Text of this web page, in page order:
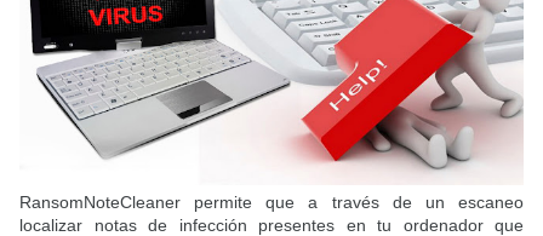
RansomNoteCleaner permite que a través de un escaneo
localizar notas de infección presentes en tu ordenador que